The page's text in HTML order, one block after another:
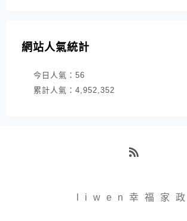
網站人氣統計
今日人氣： 56
累計人氣： 4,952,352
liwen幸福家政